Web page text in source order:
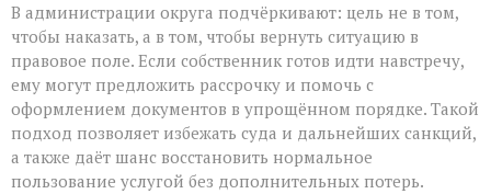
В администрации округа подчёркивают: цель не в том,
чтобы наказать, а в том, чтобы вернуть ситуацию в
правовое поле. Если собственник готов идти навстречу,
ему могут предложить рассрочку и помочь с
оформлением документов в упрощённом порядке. Такой
подход позволяет избежать суда и дальнейших санкций,
а также даёт шанс восстановить нормальное
пользование услугой без дополнительных потерь.